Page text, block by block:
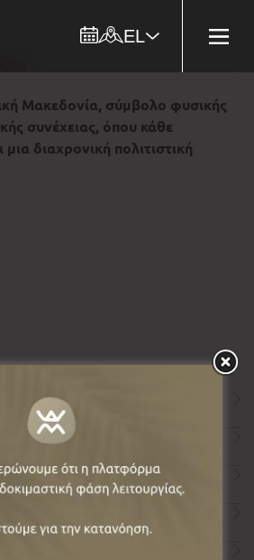
EL
Μακεδονία, σύμβολο φυσικής
συνέχειας, όπου κάθε
διαχρονική πολιτιστική